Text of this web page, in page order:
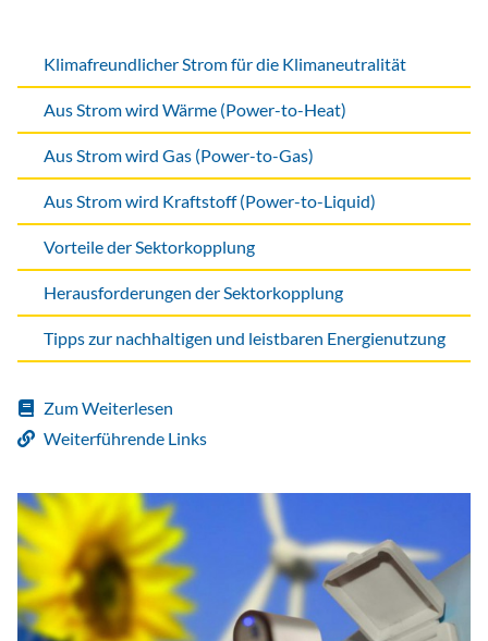
Klimafreundlicher Strom für die Klimaneutralität
Aus Strom wird Wärme (Power-to-Heat)
Aus Strom wird Gas (Power-to-Gas)
Aus Strom wird Kraftstoff (Power-to-Liquid)
Vorteile der Sektorkopplung
Herausforderungen der Sektorkopplung
Tipps zur nachhaltigen und leistbaren Energienutzung
Zum Weiterlesen
Weiterführende Links